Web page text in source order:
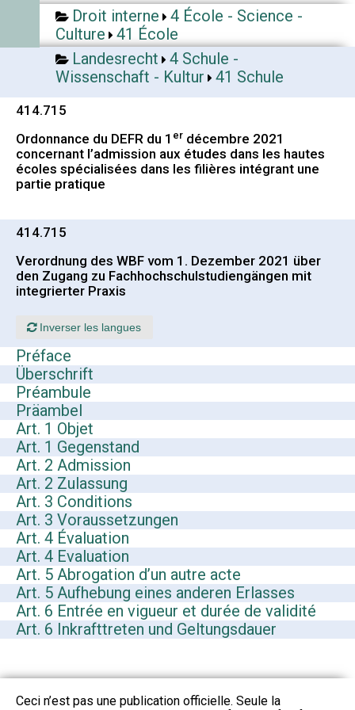
Droit interne
4 École - Science -
Culture
41 École
Landesrecht
4 Schule -
Wissenschaft - Kultur
41 Schule
414.715
Ordonnance du DEFR du 1 er décembre 2021
concernant l’admission aux études dans les hautes
écoles spécialisées dans les filières intégrant une
partie pratique
414.715
Verordnung des WBF vom 1. Dezember 2021 über
den Zugang zu Fachhochschulstudiengängen mit
integrierter Praxis
Inverser les langues
Préface
Überschrift
Préambule
Präambel
Art. 1 Objet
Art. 1 Gegenstand
Art. 2 Admission
Art. 2 Zulassung
Art. 3 Conditions
Art. 3 Voraussetzungen
Art. 4 Évaluation
Art. 4 Evaluation
Art. 5 Abrogation d’un autre acte
Art. 5 Aufhebung eines anderen Erlasses
Art. 6 Entrée en vigueur et durée de validité
Art. 6 Inkrafttreten und Geltungsdauer
Ceci n’est pas une publication officielle. Seule la